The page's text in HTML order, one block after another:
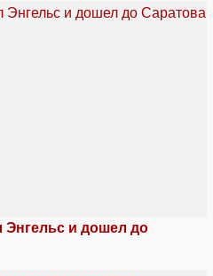
Энгельс и дошел до